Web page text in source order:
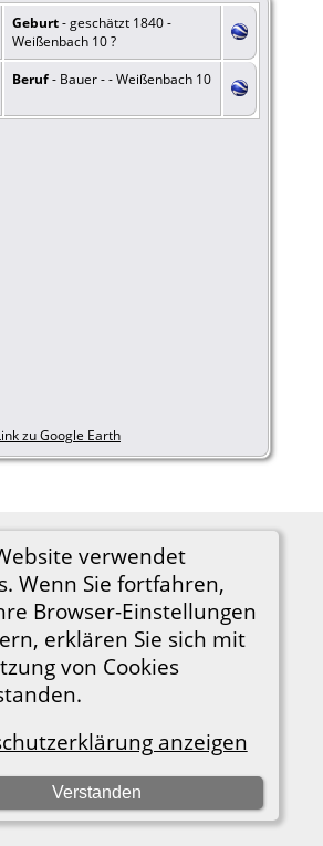
verwendet
Wenn Sie fortfahren,
Browser-Einstellungen
erklären Sie sich mit
von Cookies
anzeigen
Verstanden
Geburt- geschätzt 1840 -
Weißenbach 10 ?
Beruf- Bauer - - Weißenbach 10
zu Google Earth